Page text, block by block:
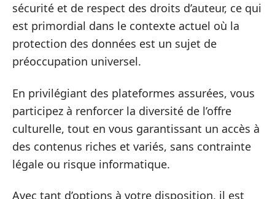
sécurité et de respect des droits d’auteur, ce qui
est primordial dans le contexte actuel où la
protection des données est un sujet de
préoccupation universel.
En privilégiant des plateformes assurées, vous
participez à renforcer la diversité de l’offre
culturelle, tout en vous garantissant un accès à
des contenus riches et variés, sans contrainte
légale ou risque informatique.
Avec tant d’options à votre disposition, il est